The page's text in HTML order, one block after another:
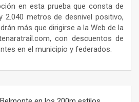
en esta prueba que consta de
2.040 metros de desnivel positivo,
más que dirigirse a la Web de la
con descuentos de
en el municipio y federados.